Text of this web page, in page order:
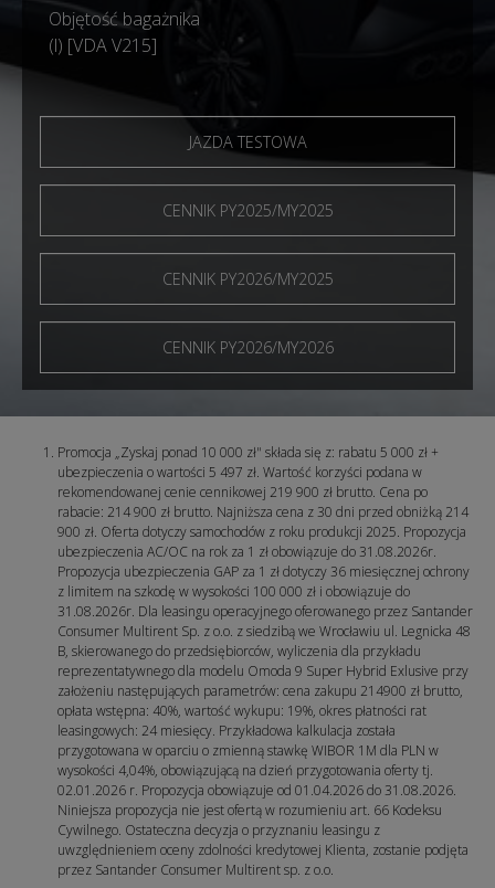
Objętość bagażnika
(l) [VDA V215]
JAZDA TESTOWA
CENNIK PY2025/MY2025
CENNIK PY2026/MY2025
CENNIK PY2026/MY2026
Promocja „Zyskaj ponad 10 000 zł" składa się z: rabatu 5 000 zł +
ubezpieczenia o wartości 5 497 zł. Wartość korzyści podana w
rekomendowanej cenie cennikowej 219 900 zł brutto. Cena po
rabacie: 214 900 zł brutto. Najniższa cena z 30 dni przed obniżką 214
900 zł. Oferta dotyczy samochodów z roku produkcji 2025. Propozycja
ubezpieczenia AC/OC na rok za 1 zł obowiązuje do 31.08.2026r.
Propozycja ubezpieczenia GAP za 1 zł dotyczy 36 miesięcznej ochrony
z limitem na szkodę w wysokości 100 000 zł i obowiązuje do
31.08.2026r. Dla leasingu operacyjnego oferowanego przez Santander
Consumer Multirent Sp. z o.o. z siedzibą we Wrocławiu ul. Legnicka 48
B, skierowanego do przedsiębiorców, wyliczenia dla przykładu
reprezentatywnego dla modelu Omoda 9 Super Hybrid Exlusive przy
założeniu następujących parametrów: cena zakupu 214900 zł brutto,
opłata wstępna: 40%, wartość wykupu: 19%, okres płatności rat
leasingowych: 24 miesięcy. Przykładowa kalkulacja została
przygotowana w oparciu o zmienną stawkę WIBOR 1M dla PLN w
wysokości 4,04%, obowiązującą na dzień przygotowania oferty tj.
02.01.2026 r. Propozycja obowiązuje od 01.04.2026 do 31.08.2026.
Niniejsza propozycja nie jest ofertą w rozumieniu art. 66 Kodeksu
Cywilnego. Ostateczna decyzja o przyznaniu leasingu z
uwzględnieniem oceny zdolności kredytowej Klienta, zostanie podjęta
przez Santander Consumer Multirent sp. z o.o.